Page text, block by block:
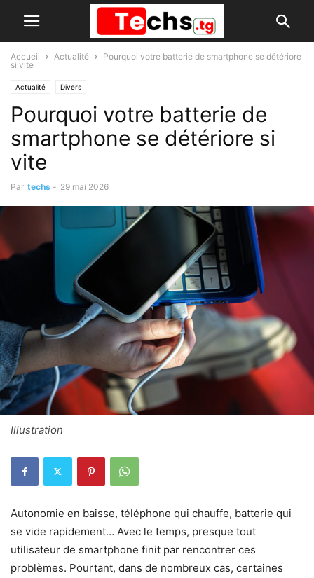
Accueil Actualité
Pourquoi votre batterie de smartphone se détériore
si vite
Actualité Divers
Pourquoi votre batterie de
smartphone se détériore si
vite
Par techs - 29 mai 2026
Illustration
Autonomie en baisse, téléphone qui chauffe, batterie qui
se vide rapidement… Avec le temps, presque tout
utilisateur de smartphone finit par rencontrer ces
problèmes. Pourtant, dans de nombreux cas, certaines